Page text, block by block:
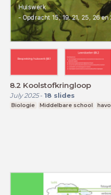
8.2 Koolstofkringloop
July 2025- 18 slides
Biologie Middelbare school havo